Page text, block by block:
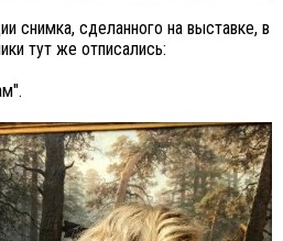
снимка, сделанного на выставке, в
тут же отписались: